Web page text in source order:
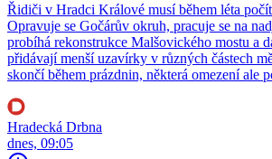
Řidiči v Hradci Králové musí během léta
Opravuje se Gočárův okruh, pracuje se na
probíhá rekonstrukce Malšovického mostu a
přidávají menší uzavírky v různých částech
skončí během prázdnin, některá omezení ale
Hradecká Drbna
dnes, 09:05